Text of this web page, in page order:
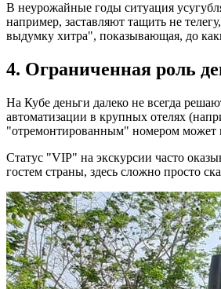
В неурожайные годы ситуация
например, заставляют тащить не
выдумку хитра", показывающая, до
4. Ограниченная роль
На Кубе деньги далеко не всегда
автоматизации в крупных отелях
"отремонтированным" номером может
Статус "VIP" на экскурсии часто
гостем страны, здесь сложно просто